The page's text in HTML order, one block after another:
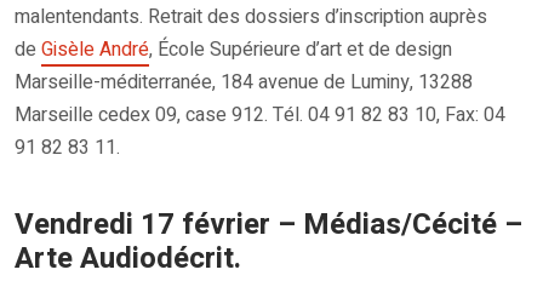
malentendants. Retrait des dossiers d’inscription auprès
de Gisèle André, École Supérieure d’art et de design
Marseille-méditerranée, 184 avenue de Luminy, 13288
Marseille cedex 09, case 912. Tél. 04 91 82 83 10, Fax: 04
91 82 83 11.
Vendredi 17 février – Médias/Cécité –
Arte Audiodécrit.